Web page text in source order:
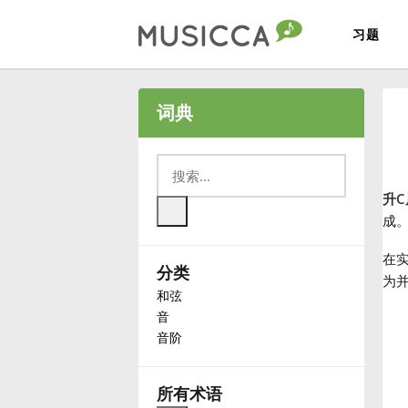
习题
Български
Deutsch
Español
词典
分类
和弦
音
音阶
所有术语
升
成
在
为